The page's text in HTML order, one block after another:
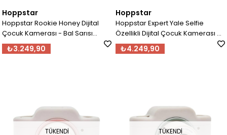
Hoppstar
Hoppstar Rookie Honey Dijital
Çocuk Kamerası - Bal Sarısı
76892
₺3.249,90
Hoppstar
Hoppstar Expert Yale Selfie
Özellikli Dijital Çocuk Kamerası -
Açık Mavi 76893
₺4.249,90
TÜKENDI TÜKENDI